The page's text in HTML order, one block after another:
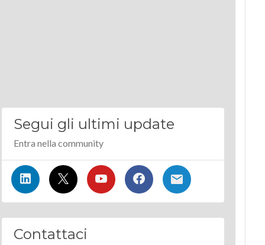
Segui gli ultimi update
Entra nella community
Contattaci